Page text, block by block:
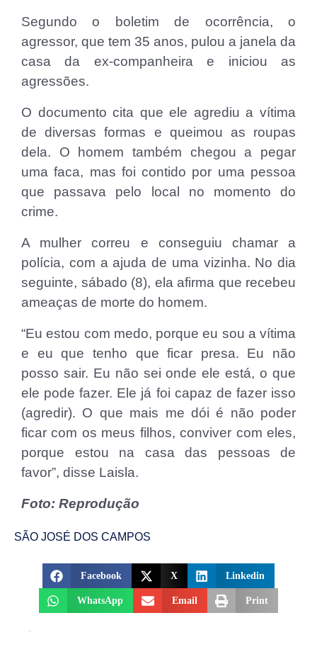
Segundo o boletim de ocorrência, o
agressor, que tem 35 anos, pulou a janela da
casa da ex-companheira e iniciou as
agressões.
O documento cita que ele agrediu a vítima
de diversas formas e queimou as roupas
dela. O homem também chegou a pegar
uma faca, mas foi contido por uma pessoa
que passava pelo local no momento do
crime.
A mulher correu e conseguiu chamar a
polícia, com a ajuda de uma vizinha. No dia
seguinte, sábado (8), ela afirma que recebeu
ameaças de morte do homem.
“Eu estou com medo, porque eu sou a vítima
e eu que tenho que ficar presa. Eu não
posso sair. Eu não sei onde ele está, o que
ele pode fazer. Ele já foi capaz de fazer isso
(agredir). O que mais me dói é não poder
ficar com os meus filhos, conviver com eles,
porque estou na casa das pessoas de
favor”, disse Laisla.
Foto: Reprodução
SÃO JOSÉ DOS CAMPOS
Facebook X Linkedin
WhatsApp Email Print